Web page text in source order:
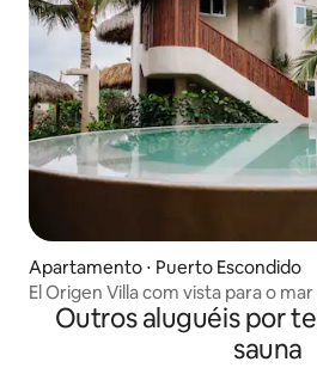
Apartamento ⋅ Puerto Escondido
El Origen Villa com vista para o
Outros aluguéis por
sauna